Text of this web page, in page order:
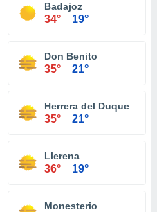
Badajoz
34° 19°
Don Benito
35° 21°
Herrera del Duque
35° 21°
Llerena
36° 19°
Monesterio